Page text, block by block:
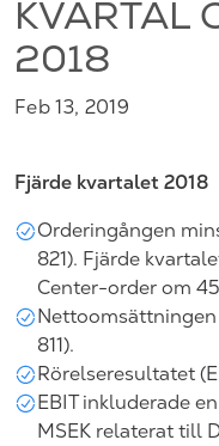
KVARTAL
2018
Feb 13, 2019
Fjärde kvartalet 2018
Orderingången
821). Fjärde
Center-order om
Nettoomsättningen
811).
Rörelseresultatet
EBIT inkluderade
MSEK relaterat till